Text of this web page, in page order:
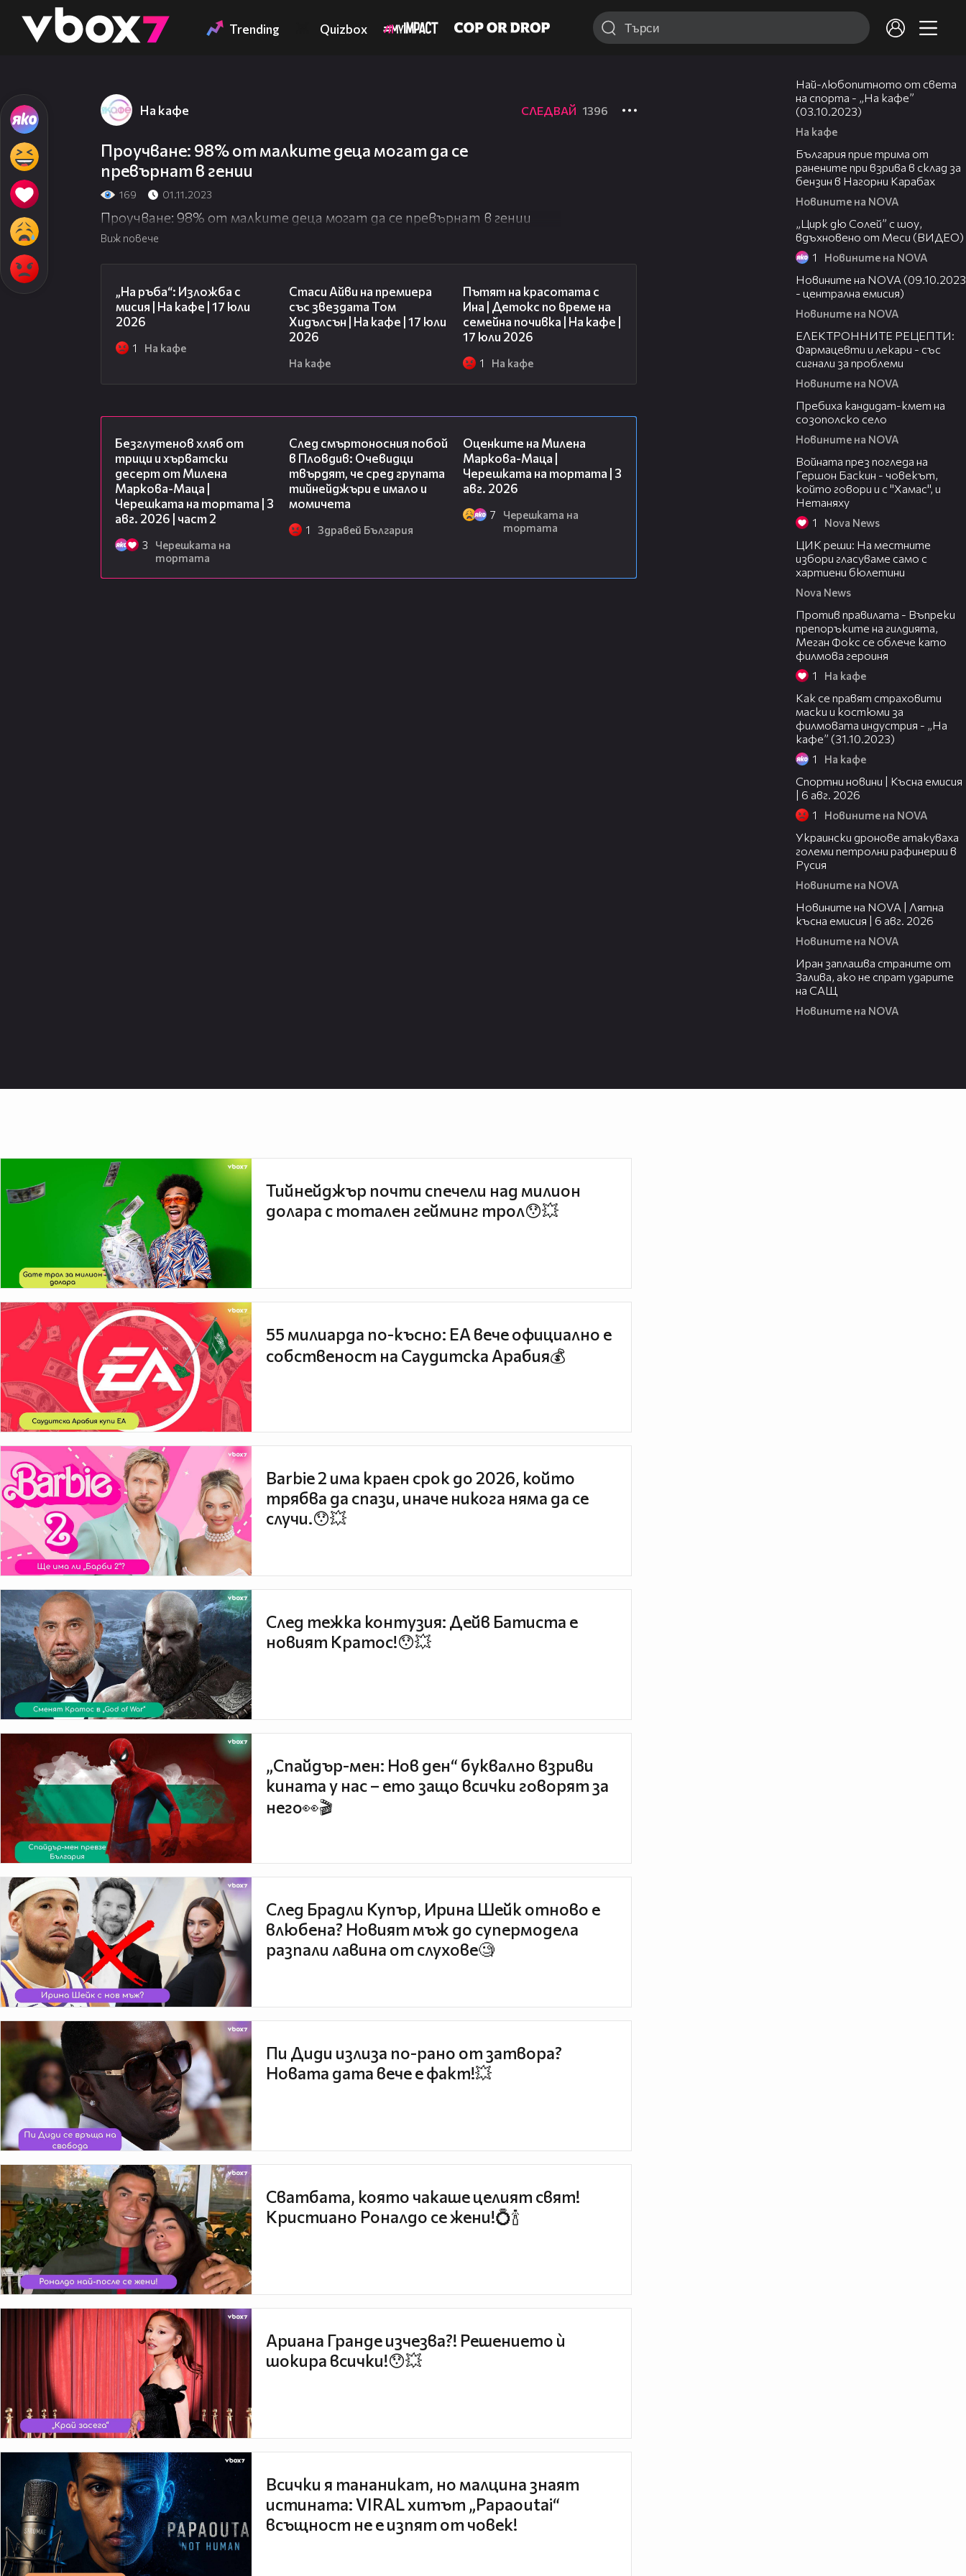
👾 Trending Quizbox
На кафе СЛЕДВАЙ 1396
Проучване: 98% от малките деца могат да се
превърнат в гении
169 01.11.2023
Проучване: 98% от малките деца могат да се превърнат в гении
Виж повече
„На ръба“: Изложба с
мисия | На кафе | 17 юли
2026
1 На кафе
Стаси Айви на премиера
със звездата Том
Хидълсън | На кафе | 17 юли
2026
На кафе
Пътят на красотата с
Ина | Детокс по време на
семейна почивка | На кафе |
17 юли 2026
1 На кафе
Безглутенов хляб от
трици и хърватски
десерт от Милена
Маркова-Маца |
Черешката на тортата | 3
авг. 2026 | част 2
3
Черешката на
тортата
След смъртоносния побой
в Пловдив: Очевидци
твърдят, че сред групата
тийнейджъри е имало и
момичета
1 Здравей България
Оценките на Милена
Маркова-Маца |
Черешката на тортата | 3
авг. 2026
7
Черешката на
тортата
Най-любопитното от света
на спорта - „На кафе”
(03.10.2023)
На кафе
България прие трима от
ранените при взрива в склад за
бензин в Нагорни Карабах
Новините на NOVA
„Цирк дю Солей” с шоу,
вдъхновено от Меси (ВИДЕО)
1 Новините на NOVA
Новините на NOVA (09.10.2023
- централна емисия)
Новините на NOVA
ЕЛЕКТРОННИТЕ РЕЦЕПТИ:
Фармацевти и лекари - със
сигнали за проблеми
Новините на NOVA
Пребиха кандидат-кмет на
созополско село
Новините на NOVA
Войната през погледа на
Гершон Баскин - човекът,
който говори и с "Хамас", и
Нетаняху
1 Nova News
ЦИК реши: На местните
избори гласуваме само с
хартиени бюлетини
Nova News
Против правилата - Въпреки
препоръките на гилдията,
Меган Фокс се облече като
филмова героиня
1 На кафе
Как се правят страховити
маски и костюми за
филмовата индустрия - „На
кафе” (31.10.2023)
1 На кафе
Спортни новини | Късна емисия
| 6 авг. 2026
1 Новините на NOVA
Украински дронове атакуваха
големи петролни рафинерии в
Русия
Новините на NOVA
Новините на NOVA | Лятна
късна емисия | 6 авг. 2026
Новините на NOVA
Иран заплашва страните от
Залива, ако не спрат ударите
на САЩ
Новините на NOVA
Тийнейджър почти спечели над милион
долара с тотален гейминг трол😯💥
55 милиарда по-късно: EA вече официално е
собственост на Саудитска Арабия💰
Barbie 2 има краен срок до 2026, който
трябва да спази, иначе никога няма да се
случи.😯💥
След тежка контузия: Дейв Батиста е
новият Кратос!😯💥
„Спайдър-мен: Нов ден“ буквално взриви
кината у нас – ето защо всички говорят за
него👀🎬
След Брадли Купър, Ирина Шейк отново е
влюбена? Новият мъж до супермодела
разпали лавина от слухове🧐
Пи Диди излиза по-рано от затвора?
Новата дата вече е факт!💥
Сватбата, която чакаше целият свят!
Кристиано Роналдо се жени!💍🍾
Ариана Гранде изчезва?! Решението ѝ
шокира всички!😯💥
Всички я тананикат, но малцина знаят
истината: VIRAL хитът „Papaoutai“
всъщност не е изпят от човек!